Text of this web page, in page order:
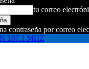
tu correo
contraseña por correo
107.1 MHZ